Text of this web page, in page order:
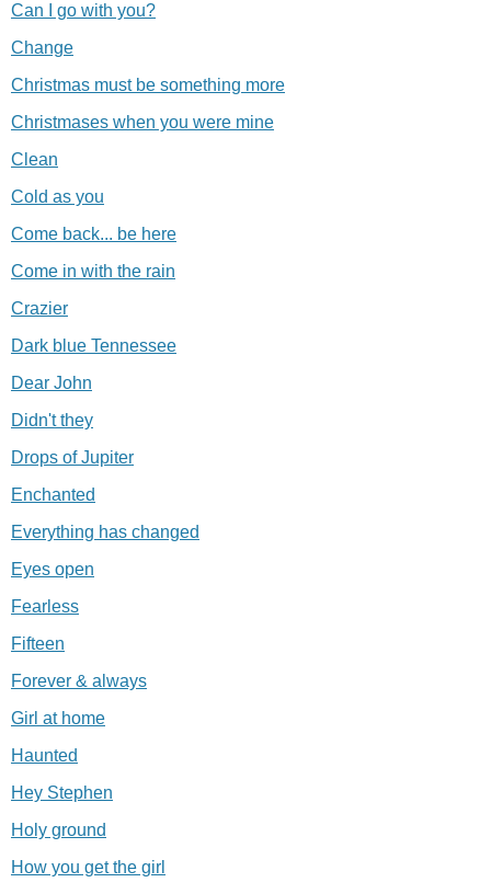
Can I go with you?
Change
Christmas must be something more
Christmases when you were mine
Clean
Cold as you
Come back... be here
Come in with the rain
Crazier
Dark blue Tennessee
Dear John
Didn't they
Drops of Jupiter
Enchanted
Everything has changed
Eyes open
Fearless
Fifteen
Forever & always
Girl at home
Haunted
Hey Stephen
Holy ground
How you get the girl